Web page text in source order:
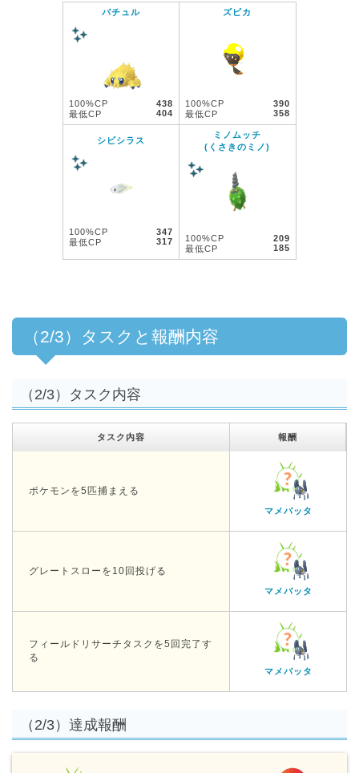
バチュル
100%CP
438
最低CP
404
ズピカ
100%CP
390
最低CP
358
シビシラス
100%CP
347
最低CP
317
ミノムッチ
(くさきのミノ)
100%CP
209
最低CP
185
（2/3）タスクと報酬内容
（2/3）タスク内容
タスク内容 報酬
ポケモンを5匹捕まえる
マメバッタ
グレートスローを10回投げる
マメバッタ
フィールドリサーチタスクを5回完了す
る
マメバッタ
（2/3）達成報酬